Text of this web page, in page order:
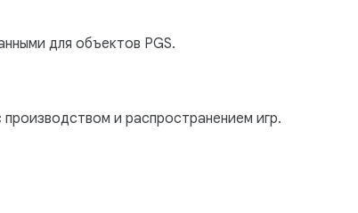
для объектов PGS.
и распространением игр.